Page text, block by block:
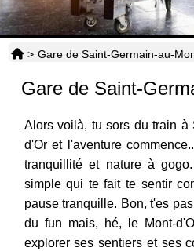
> Gare de Saint-Germain-au-
Gare de Saint-
Alors voilà, tu sors du train à
d'Or et l'aventure
tranquillité et nature à
simple qui te fait te sentir
pause tranquille. Bon, t'es
du fun mais, hé, le Mont-
explorer ses sentiers et ses